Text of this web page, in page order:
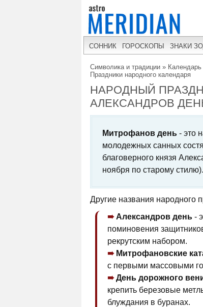
СОННИК ГОРОСКОПЫ ЗНАКИ
Символика и традиции »
Праздники народного календаря
НАРОДНЫЙ
АЛЕКСАНДРОВ
Митрофанов день - это
молодежных санных
благоверного князя
ноября по старому стилю).
Другие названия народного
Александров день -
поминовения
рекрутским набором.
Митрофановские
с первыми массовыми
День дорожного
крепить березовые
блуждания в буранах.